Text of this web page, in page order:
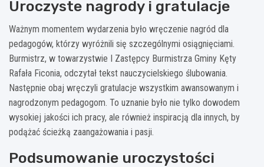
Uroczyste nagrody i gratulacje
Ważnym momentem wydarzenia było wręczenie nagród dla
pedagogów, którzy wyróżnili się szczególnymi osiągnięciami.
Burmistrz, w towarzystwie I Zastępcy Burmistrza Gminy Kęty
Rafała Ficonia, odczytał tekst nauczycielskiego ślubowania.
Następnie obaj wręczyli gratulacje wszystkim awansowanym i
nagrodzonym pedagogom. To uznanie było nie tylko dowodem
wysokiej jakości ich pracy, ale również inspiracją dla innych, by
podążać ścieżką zaangażowania i pasji.
Podsumowanie uroczystości